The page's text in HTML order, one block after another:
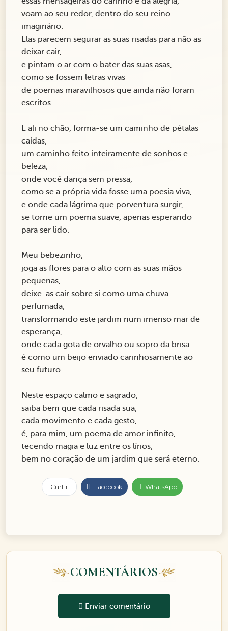
voam ao seu redor, dentro do seu reino
imaginário.
Elas parecem segurar as suas risadas para não as
deixar cair,
e pintam o ar com o bater das suas asas,
como se fossem letras vivas
de poemas maravilhosos que ainda não foram
escritos.
E ali no chão, forma-se um caminho de pétalas
caídas,
um caminho feito inteiramente de sonhos e
beleza,
onde você dança sem pressa,
como se a própria vida fosse uma poesia viva,
e onde cada lágrima que porventura surgir,
se torne um poema suave, apenas esperando
para ser lido.
Meu bebezinho,
joga as flores para o alto com as suas mãos
pequenas,
deixe-as cair sobre si como uma chuva
perfumada,
transformando este jardim num imenso mar de
esperança,
onde cada gota de orvalho ou sopro da brisa
é como um beijo enviado carinhosamente ao
seu futuro.
Neste espaço calmo e sagrado,
saiba bem que cada risada sua,
cada movimento e cada gesto,
é, para mim, um poema de amor infinito,
tecendo magia e luz entre os lírios,
bem no coração de um jardim que será eterno.
Curtir Facebook WhatsApp
COMENTÁRIOS
Enviar comentário